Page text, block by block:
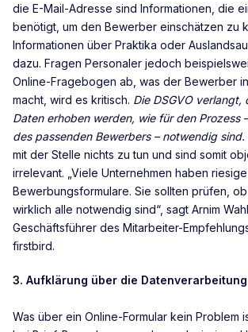
die E-Mail-Adresse sind Informationen, die
benötigt, um den Bewerber einschätzen zu
Informationen über Praktika oder
dazu. Fragen Personaler jedoch
Online-Fragebogen ab, was der Bewerber
macht, wird es kritisch. Die DSGVO verlangt,
Daten erhoben werden, wie für den Prozess
des passenden Bewerbers – notwendig sind.
mit der Stelle nichts zu tun und sind somit
irrelevant. „Viele Unternehmen haben riesige
Bewerbungsformulare. Sie sollten prüfen,
wirklich alle notwendig sind“, sagt Arnim
Geschäftsführer des Mitarbeiter-
firstbird.
3. Aufklärung über die Datenverarbeitung
Was über ein Online-Formular kein Problem